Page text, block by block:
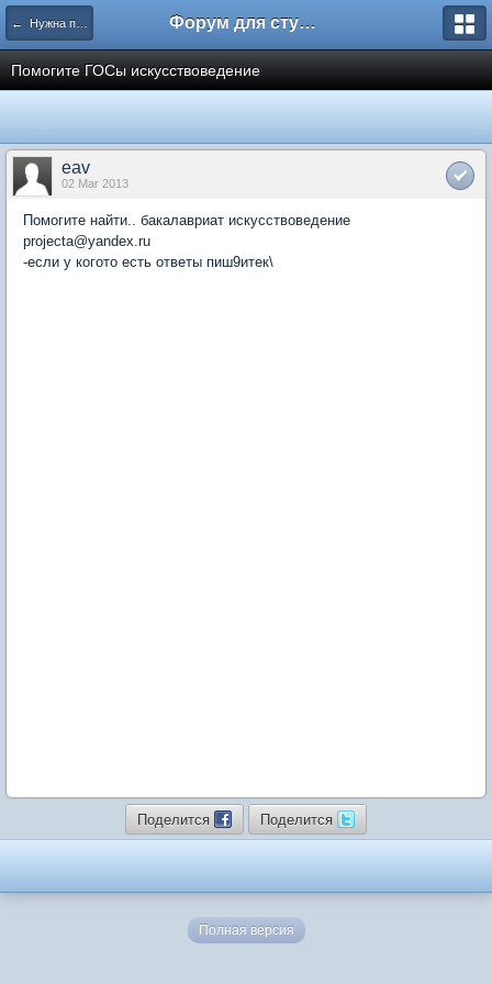
← Нужна помощь Форум для студента СГА
Помогите ГОСы искусствоведение
eav
02 Mar 2013
Помогите найти.. бакалавриат искусствоведение
projecta@yandex.ru
-если у когото есть ответы пиш9итек\
Поделится Поделится
Полная версия